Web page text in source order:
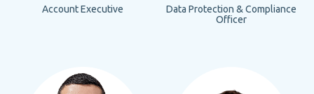
Account Executive
Data Protection & Compliance
Officer